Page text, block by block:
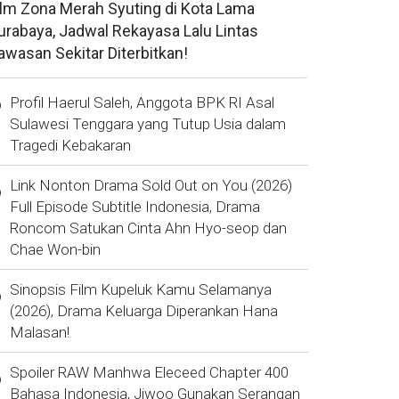
Zona Merah Syuting di Kota Lama
Jadwal Rekayasa Lalu Lintas
Sekitar Diterbitkan!
Profil Haerul Saleh, Anggota BPK RI Asal
Sulawesi Tenggara yang Tutup Usia dalam
Tragedi Kebakaran
Link Nonton Drama Sold Out on You (2026)
Full Episode Subtitle Indonesia, Drama
Roncom Satukan Cinta Ahn Hyo-seop dan
Chae Won-bin
Sinopsis Film Kupeluk Kamu Selamanya
(2026), Drama Keluarga Diperankan Hana
Malasan!
Spoiler RAW Manhwa Eleceed Chapter 400
Bahasa Indonesia, Jiwoo Gunakan Serangan